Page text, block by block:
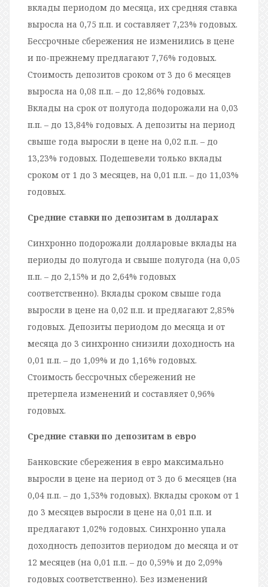
вклады периодом до месяца, их средняя ставка
выросла на 0,75 п.п. и составляет 7,23% годовых.
Бессрочные сбережения не изменились в цене
и по-прежнему предлагают 7,76% годовых.
Стоимость депозитов сроком от 3 до 6 месяцев
выросла на 0,08 п.п. – до 12,86% годовых.
Вклады на срок от полугода подорожали на 0,03
п.п. – до 13,84% годовых. А депозиты на период
свыше года выросли в цене на 0,02 п.п. – до
13,23% годовых. Подешевели только вклады
сроком от 1 до 3 месяцев, на 0,01 п.п. – до 11,03%
годовых.
Средние ставки по депозитам в долларах
Синхронно подорожали долларовые вклады на
периоды до полугода и свыше полугода (на 0,05
п.п. – до 2,15% и до 2,64% годовых
соответственно). Вклады сроком свыше года
выросли в цене на 0,02 п.п. и предлагают 2,85%
годовых. Депозиты периодом до месяца и от
месяца до 3 синхронно снизили доходность на
0,01 п.п. – до 1,09% и до 1,16% годовых.
Стоимость бессрочных сбережений не
претерпела изменений и составляет 0,96%
годовых.
Средние ставки по депозитам в евро
Банковские сбережения в евро максимально
выросли в цене на период от 3 до 6 месяцев (на
0,04 п.п. – до 1,53% годовых). Вклады сроком от 1
до 3 месяцев выросли в цене на 0,01 п.п. и
предлагают 1,02% годовых. Синхронно упала
доходность депозитов периодом до месяца и от
12 месяцев (на 0,01 п.п. – до 0,59% и до 2,09%
годовых соответственно). Без изменений